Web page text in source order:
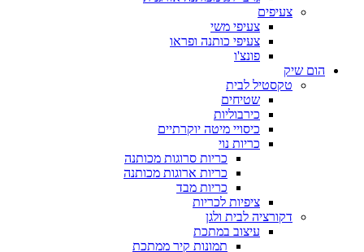
צעיפים
צעיפי משי
צעיפי כותנה ופראו
פונצ'ו
הום שיק
טקסטיל לבית
שטיחים
כירבוליות
כיסויי מיטה יוקרתיים
כריות נוי
כריות סרוגות מכותנה
כריות ארוגות מכותנה
כריות מבד
ציפיות לכריות
דקורציה לבית ולגן
עיצוב במתכת
תמונות קיר ממתכת